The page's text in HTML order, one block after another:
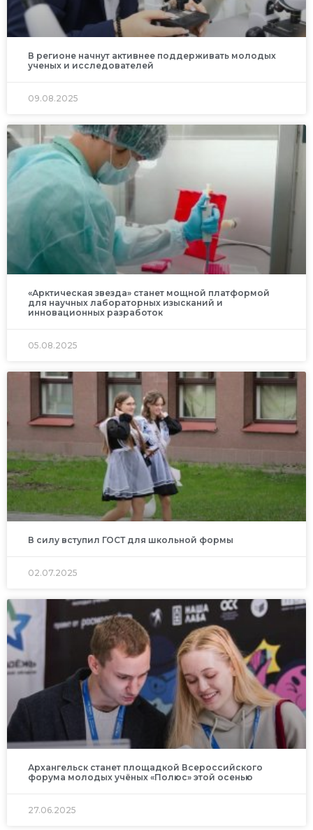
В регионе начнут активнее поддерживать молодых
ученых и исследователей
09.08.2025
«Арктическая звезда» станет мощной платформой
для научных лабораторных изысканий и
инновационных разработок
05.08.2025
В силу вступил ГОСТ для школьной формы
02.07.2025
Архангельск станет площадкой Всероссийского
форума молодых учёных «Полюс» этой осенью
27.06.2025